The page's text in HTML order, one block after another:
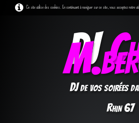
Ce site utilise des cookies. En continuant à naviguer sur ce site, vous acceptez notre
DJ
DJ de vos soirées
Rhin 67